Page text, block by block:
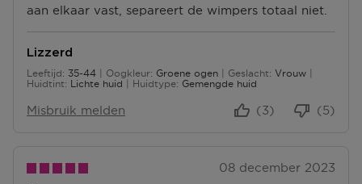
aan elkaar vast, separeert de wimpers totaal niet.
E
N
U
E
N
Lizzerd
Leeftijd
35 tot 4435-44 Oogkleur Groene ogen Geslacht
Vrouw
Huidtint
Lichte huid Huidtype Gemengde huid
Misbruik melden (5)
(3)
08 december 2023